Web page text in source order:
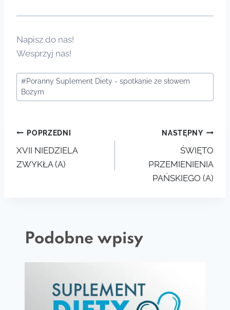
Napisz do nas!
Wesprzyj nas!
Tagi
wpisu:
#Poranny Suplement Diety - spotkanie ze słowem
Bożym
Nawigacja
wpisu
POPRZEDNI
XVII NIEDZIELA
ZWYKŁA (A)
NASTĘPNY
ŚWIĘTO
PRZEMIENIENIA
PAŃSKIEGO (A)
Podobne wpisy